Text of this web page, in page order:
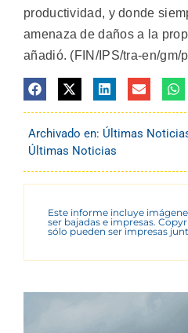
productividad, y donde
amenaza de daños a la
añadió. (FIN/IPS/tra-en/gm/
Archivado en: Últimas
Últimas Noticias
Este informe incluye
ser bajadas e impresas.
sólo pueden ser impresas